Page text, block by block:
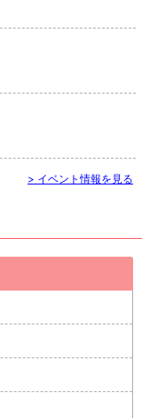
> イベント情報を見る